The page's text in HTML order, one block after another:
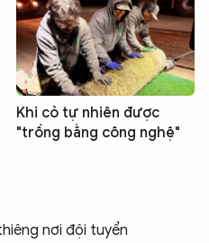
Khi cỏ tự nhiên được
"trồng bằng công nghệ"
nơi đội tuyển